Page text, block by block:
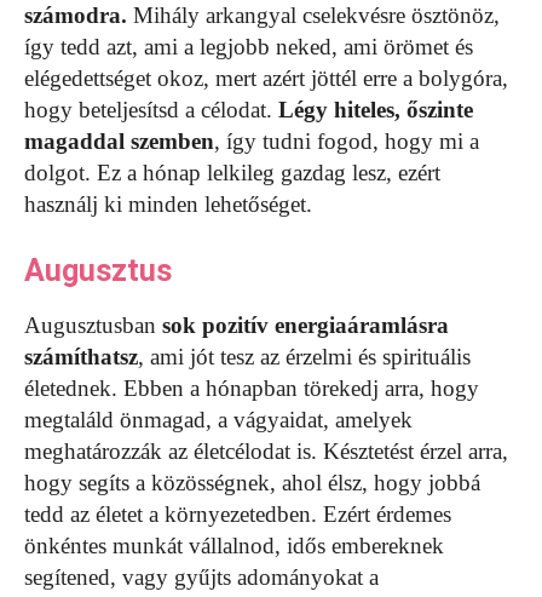
számodra. Mihály arkangyal cselekvésre ösztönöz,
így tedd azt, ami a legjobb neked, ami örömet és
elégedettséget okoz, mert azért jöttél erre a bolygóra,
hogy beteljesítsd a célodat. Légy hiteles, őszinte
magaddal szemben, így tudni fogod, hogy mi a
dolgot. Ez a hónap lelkileg gazdag lesz, ezért
használj ki minden lehetőséget.
Augusztus
Augusztusban sok pozitív energiaáramlásra
számíthatsz, ami jót tesz az érzelmi és spirituális
életednek. Ebben a hónapban törekedj arra, hogy
megtaláld önmagad, a vágyaidat, amelyek
meghatározzák az életcélodat is. Késztetést érzel arra,
hogy segíts a közösségnek, ahol élsz, hogy jobbá
tedd az életet a környezetedben. Ezért érdemes
önkéntes munkát vállalnod, idős embereknek
segítened, vagy gyűjts adományokat a